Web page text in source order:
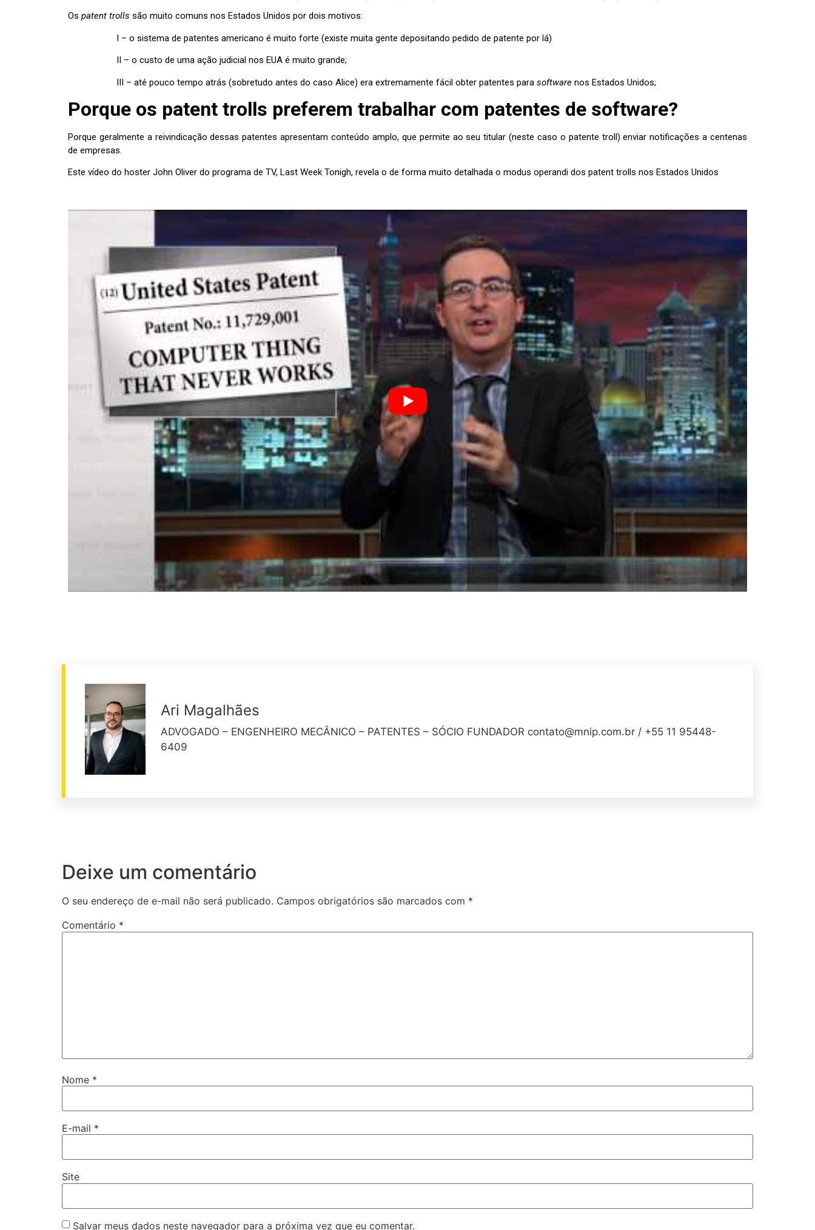
Os patent trolls são muito comuns nos Estados Unidos por dois motivos:
I – o sistema de patentes americano é muito forte (existe muita gente depositando pedido de patente por lá)
II – o custo de uma ação judicial nos EUA é muito grande;
III – até pouco tempo atrás (sobretudo antes do caso Alice) era extremamente fácil obter patentes para software nos Estados Unidos;
Porque os patent trolls preferem trabalhar com patentes de software?
Porque geralmente a reivindicação dessas patentes apresentam conteúdo amplo, que permite ao seu titular (neste caso o patente troll) enviar notificações a centenas
de empresas.
Este vídeo do hoster John Oliver do programa de TV, Last Week Tonigh, revela o de forma muito detalhada o modus operandi dos patent trolls nos Estados Unidos
Ari Magalhães
ADVOGADO – ENGENHEIRO MECÂNICO – PATENTES – SÓCIO FUNDADOR contato@mnip.com.br / +55 11 95448-
6409
Deixe um comentário
O seu endereço de e-mail não será publicado. Campos obrigatórios são marcados com *
Comentário *
Nome *
E-mail *
Site
Salvar meus dados neste navegador para a próxima vez que eu comentar.